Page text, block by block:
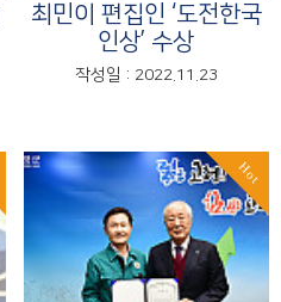
최민이 편집인 ‘도전한국
인상’ 수상
작성일 : 2022.11.23
Hot